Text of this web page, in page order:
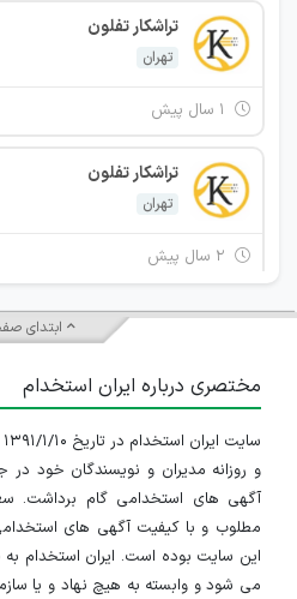
تراشکار تفلون
تهران
تراشکار تفلون
تهران
استخدام تراشکار
۲ سال پیش
تراشکار تفلون
تهران
۳ سال پیش
ابتدای
مختصری درباره ایران استخدام
و روزانه مدیران و نویسندگان خود
آگهی های استخدامی گام برداشت.
مطلوب و با کیفیت آگهی های
این سایت بوده است. ایران استخدام
می شود و وابسته به هیچ نهاد و یا